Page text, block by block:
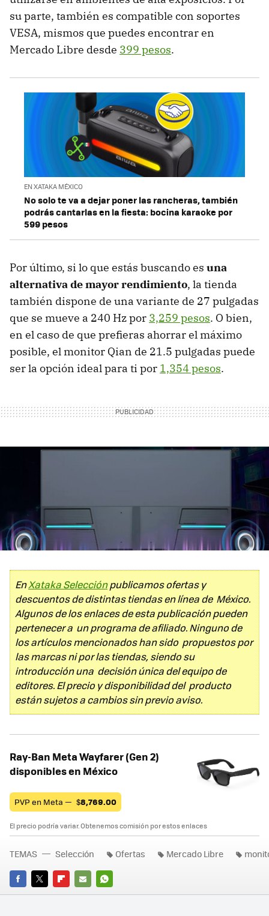
su parte, también es compatible con soportes
VESA, mismos que puedes encontrar en
Mercado Libre desde 399 pesos.
EN XATAKA MÉXICO
No solo te va a dejar poner las rancheras, también
podrás cantarlas en la fiesta: bocina karaoke por
599 pesos
Por último, si lo que estás buscando es una
alternativa de mayor rendimiento, la tienda
también dispone de una variante de 27 pulgadas
que se mueve a 240 Hz por 3,259 pesos. O bien,
en el caso de que prefieras ahorrar el máximo
posible, el monitor Qian de 21.5 pulgadas puede
ser la opción ideal para ti por 1,354 pesos.
EnXataka Selecciónpublicamos ofertas y
descuentos de distintas tiendas en línea de México.
Algunos de los enlaces de esta publicación pueden
pertenecer a un programa de afiliado. Ninguno de
los artículos mencionados han sido propuestos por
las marcas ni por las tiendas, siendo su
introducción una decisión única del equipo de
editores. El precio y disponibilidad del producto
están sujetos a cambios sin previo aviso.
Ray-Ban Meta Wayfarer (Gen 2)
disponibles en México
PVP en Meta — $8,769.00
El precio podría variar. Obtenemos comisión por estos enlaces
FACEBOOK
TWITTERFLIPBOARD
E-
WHATSAPP
TEMAS Selección Ofertas Mercado Libre